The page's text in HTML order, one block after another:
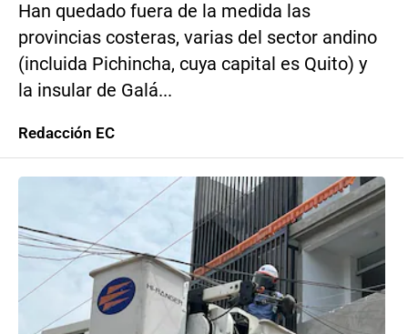
Han quedado fuera de la medida las
provincias costeras, varias del sector andino
(incluida Pichincha, cuya capital es Quito) y
la insular de Galá...
Redacción EC